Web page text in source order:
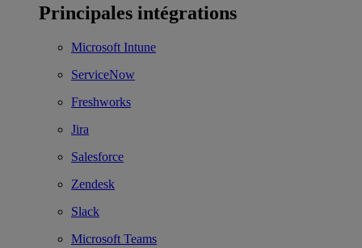
Principales intégrations
Microsoft Intune
ServiceNow
Freshworks
Jira
Salesforce
Zendesk
Slack
Microsoft Teams